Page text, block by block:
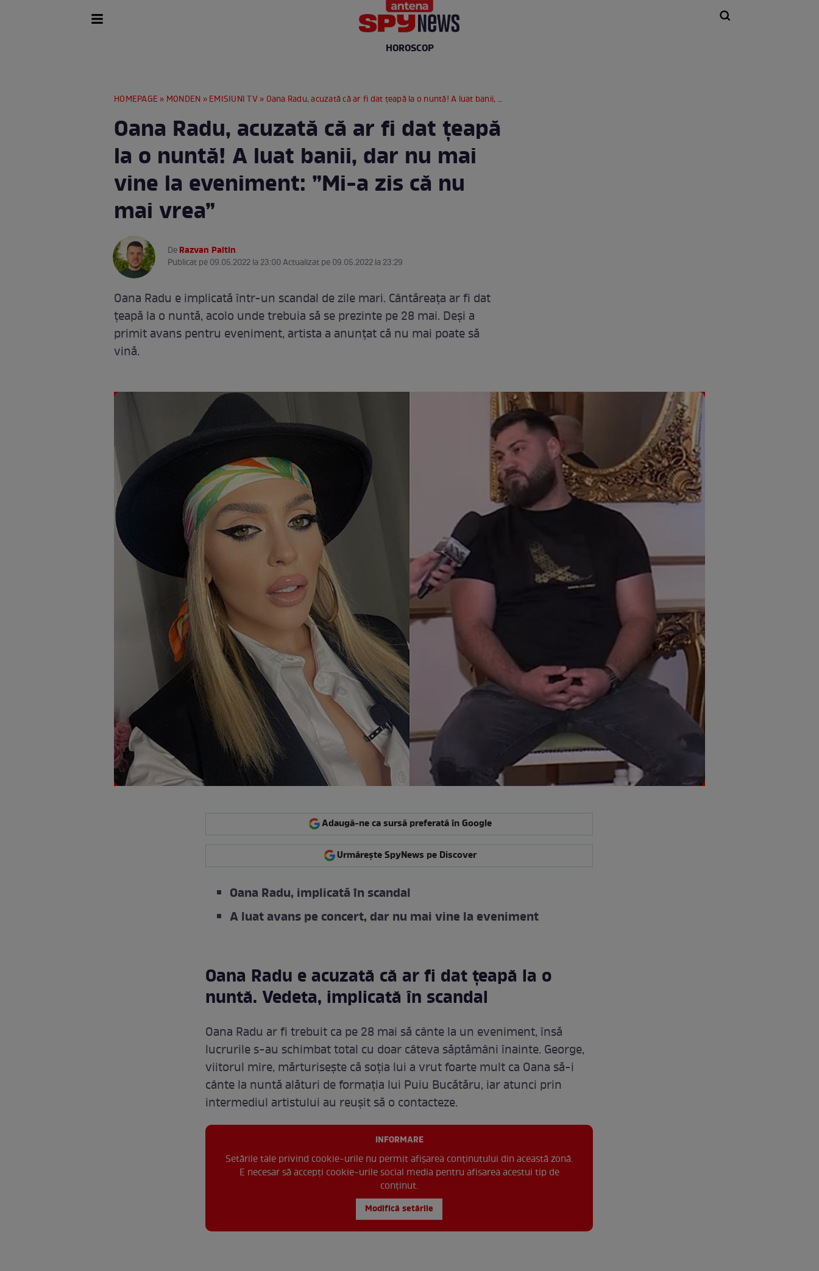
HOROSCOP
HOMEPAGE » MONDEN »EMISIUNI TV» Oana Radu, acuzată că ar fi dat țeapă la o nuntă! A luat banii, dar nu mai vine la eveniment: ”Mi-a zis că nu mai vrea”
Oana Radu, acuzată că ar fi dat țeapă
la o nuntă! A luat banii, dar nu mai
vine la eveniment: ”Mi-a zis că nu
mai vrea”
DeRazvan Paltin.
Publicat pe 09.05.2022 la 23:00 Actualizat pe 09.05.2022 la 23:29
Oana Radu e implicată într-un scandal de zile mari. Cântăreața ar fi dat
țeapă la o nuntă, acolo unde trebuia să se prezinte pe 28 mai. Deși a
primit avans pentru eveniment, artista a anunțat că nu mai poate să
vină.
Adaugă-ne ca sursă preferată în Google
Urmărește SpyNews pe Discover
Oana Radu, implicată în scandal
A luat avans pe concert, dar nu mai vine la eveniment
Oana Radu e acuzată că ar fi dat țeapă la o
nuntă. Vedeta, implicată în scandal
Oana Radu ar fi trebuit ca pe 28 mai să cânte la un eveniment, însă
lucrurile s-au schimbat total cu doar câteva săptămâni înainte. George,
viitorul mire, mărturisește că soția lui a vrut foarte mult ca Oana să-i
cânte la nuntă alături de formația lui Puiu Bucătăru, iar atunci prin
intermediul artistului au reușit să o contacteze.
INFORMARE
Setările tale privind cookie-urile nu permit afișarea conținutului din această zonă.
E necesar să accepți cookie-urile social media pentru afisarea acestui tip de
conținut.
Modifică setările